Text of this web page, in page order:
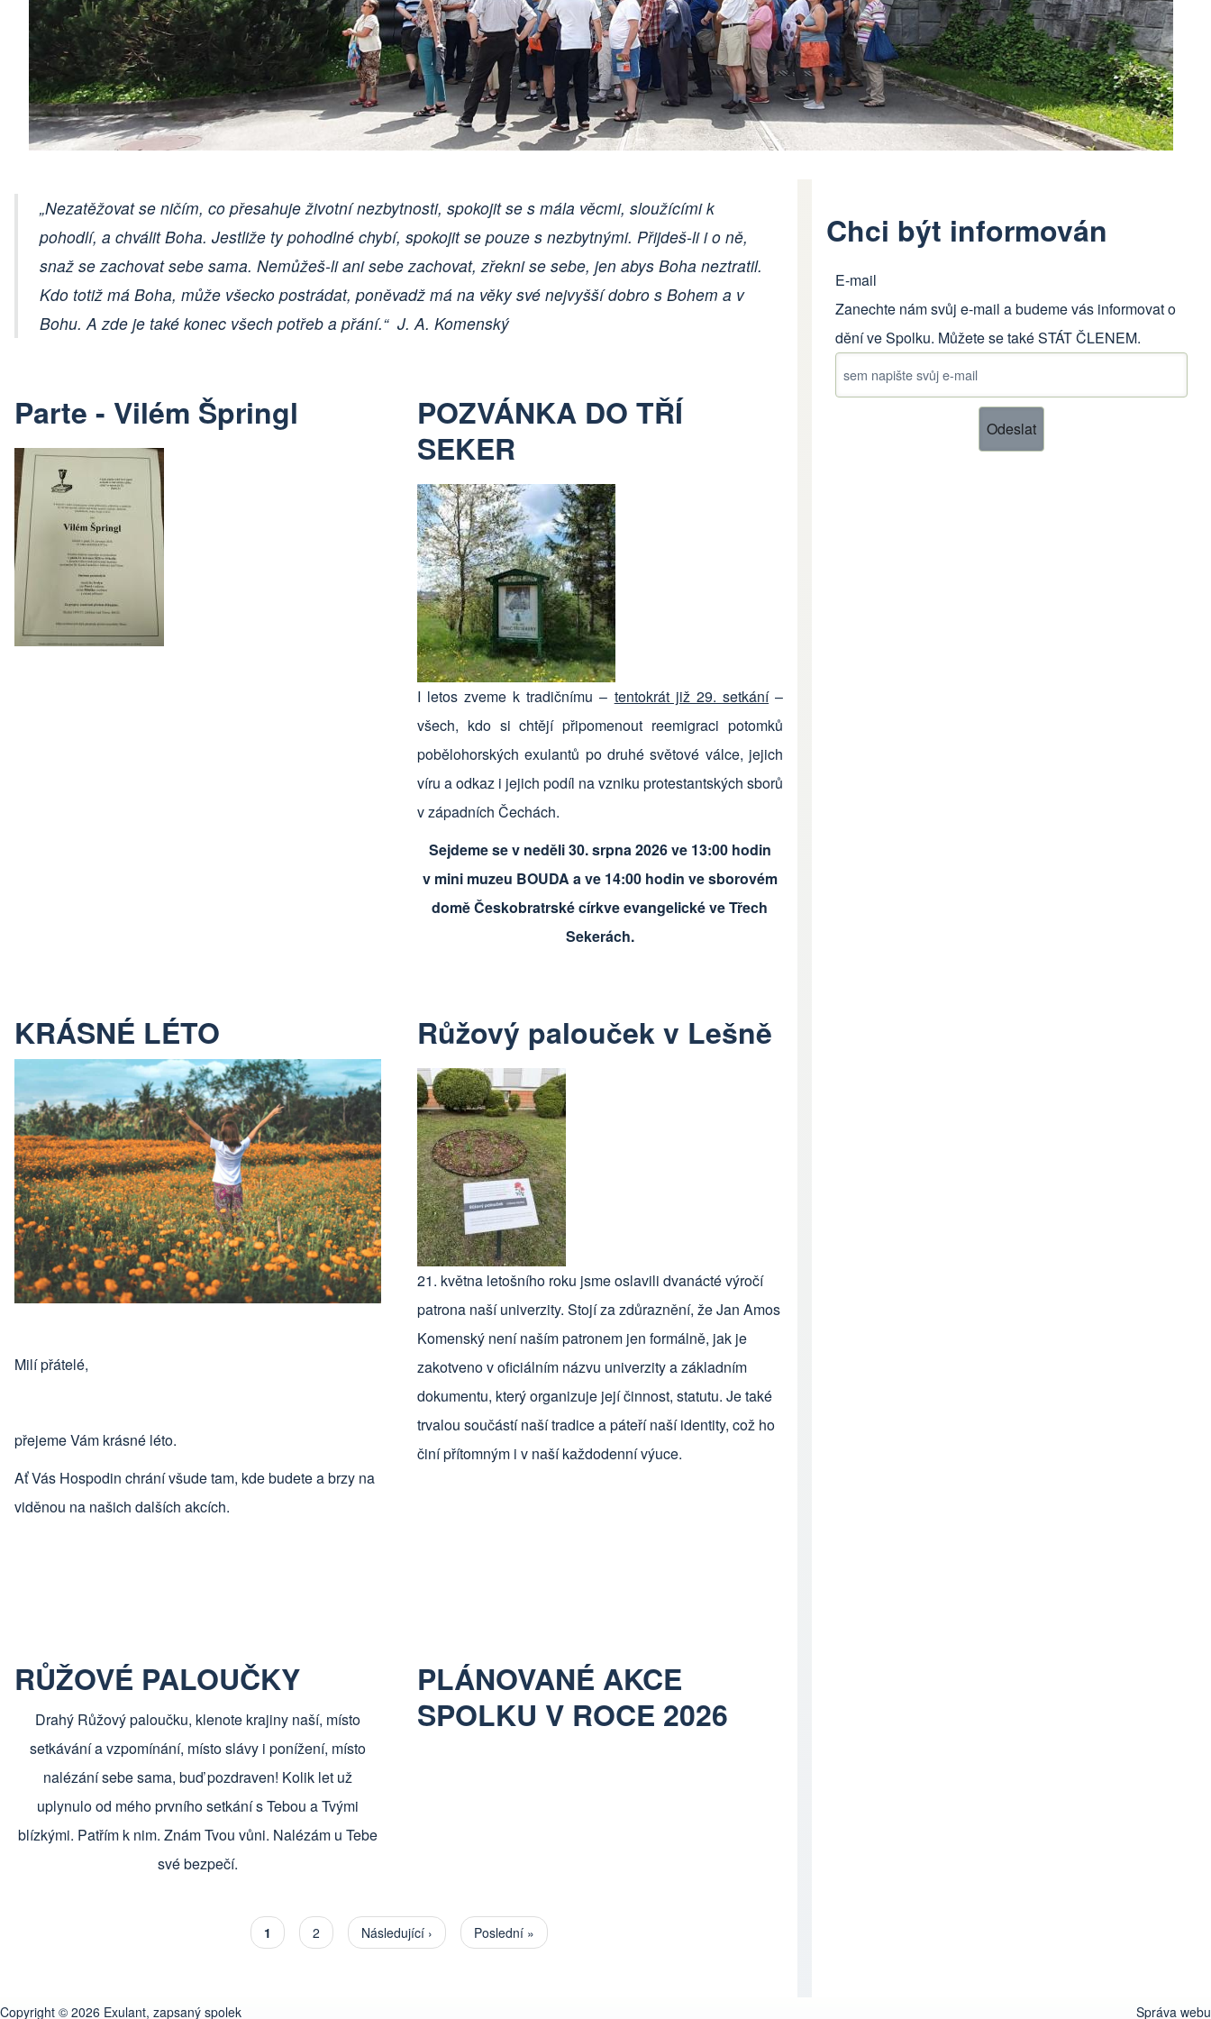
„Nezatěžovat se ničím, co přesahuje životní nezbytnosti, spokojit se s mála věcmi, sloužícími k
pohodlí, a chválit Boha. Jestliže ty pohodlné chybí, spokojit se pouze s nezbytnými. Přijdeš-li i o ně,
snaž se zachovat sebe sama. Nemůžeš-li ani sebe zachovat, zřekni se sebe, jen abys Boha neztratil.
Kdo totiž má Boha, může všecko postrádat, poněvadž má na věky své nejvyšší dobro s Bohem a v
Bohu. A zde je také konec všech potřeb a přání.“ J. A. Komenský
Parte - Vilém Špringl
POZVÁNKA DO TŘÍ
SEKER
I letos zveme k tradičnímu – tentokrát již 29. setkání–
všech, kdo si chtějí připomenout reemigraci potomků
pobělohorských exulantů po druhé světové válce, jejich
víru a odkaz i jejich podíl na vzniku protestantských sborů
v západních Čechách.
Sejdeme se v neděli 30. srpna 2026 ve 13:00 hodin
v mini muzeu BOUDA a ve 14:00 hodin ve sborovém
domě Českobratrské církve evangelické ve Třech
Sekerách.
KRÁSNÉ LÉTO
Milí přátelé,
přejeme Vám krásné léto.
Ať Vás Hospodin chrání všude tam, kde budete a brzy na
viděnou na našich dalších akcích.
Růžový palouček v Lešně
21. května letošního roku jsme oslavili dvanácté výročí
patrona naší univerzity. Stojí za zdůraznění, že Jan Amos
Komenský není naším patronem jen formálně, jak je
zakotveno v oficiálním názvu univerzity a základním
dokumentu, který organizuje její činnost, statutu. Je také
trvalou součástí naší tradice a páteří naší identity, což ho
činí přítomným i v naší každodenní výuce.
RŮŽOVÉ PALOUČKY
Drahý Růžový paloučku, klenote krajiny naší, místo
setkávání a vzpomínání, místo slávy i ponížení, místo
nalézání sebe sama, buď pozdraven! Kolik let už
uplynulo od mého prvního setkání s Tebou a Tvými
blízkými. Patřím k nim. Znám Tvou vůni. Nalézám u Tebe
své bezpečí.
PLÁNOVANÉ AKCE
SPOLKU V ROCE 2026
Pagination
Aktuální stránka
1 Stránka
2 Následující stránka
Následující › Poslední stránka
Poslední »
Chci být informován
E-mail
Zanechte nám svůj e-mail a budeme vás informovat o
dění ve Spolku. Můžete se takéSTÁT ČLENEM.
Copyright © 2026 Exulant, zapsaný spolek Správa webu